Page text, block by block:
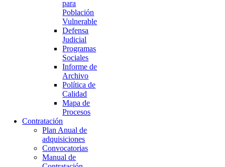
para
Población
Vulnerable
Defensa
Judicial
Programas
Sociales
Informe de
Archivo
Política de
Calidad
Mapa de
Procesos
Contratación
Plan Anual de
adquisiciones
Convocatorias
Manual de